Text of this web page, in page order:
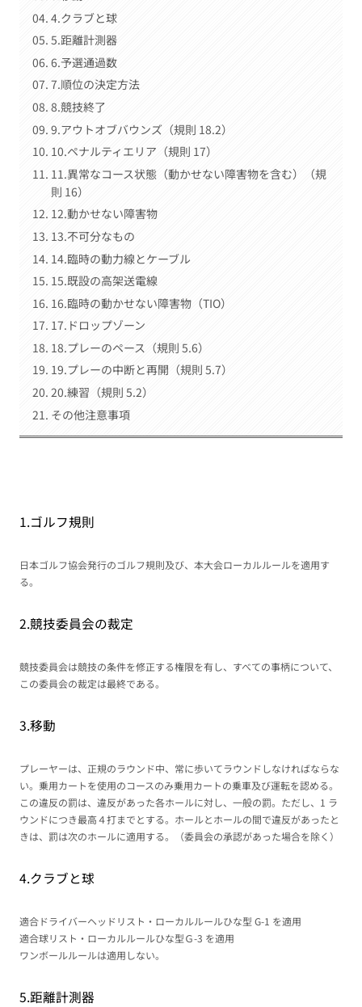
4.クラブと球
5.距離計測器
6.予選通過数
7.順位の決定方法
8.競技終了
9.アウトオブバウンズ（規則 18.2）
10.ペナルティエリア（規則 17）
11.異常なコース状態（動かせない障害物を含む）（規
則 16）
12.動かせない障害物
13.不可分なもの
14.臨時の動力線とケーブル
15.既設の高架送電線
16.臨時の動かせない障害物（TIO）
17.ドロップゾーン
18.プレーのペース（規則 5.6）
19.プレーの中断と再開（規則 5.7）
20.練習（規則 5.2）
その他注意事項
1.ゴルフ規則
日本ゴルフ協会発行のゴルフ規則及び、本大会ローカルルールを適用す
る。
2.競技委員会の裁定
競技委員会は競技の条件を修正する権限を有し、すべての事柄について、
この委員会の裁定は最終である。
3.移動
プレーヤーは、正規のラウンド中、常に歩いてラウンドしなければならな
い。乗用カートを使用のコースのみ乗用カートの乗車及び運転を認める。
この違反の罰は、違反があった各ホールに対し、一般の罰。ただし、1 ラ
ウンドにつき最高４打までとする。ホールとホールの間で違反があったと
きは、罰は次のホールに適用する。（委員会の承認があった場合を除く）
4.クラブと球
適合ドライバーヘッドリスト・ローカルルールひな型 G-1 を適用
適合球リスト・ローカルルールひな型Ｇ-3 を適用
ワンボールルールは適用しない。
5.距離計測器